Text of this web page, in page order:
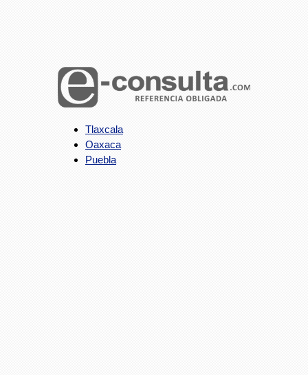
Tlaxcala
Oaxaca
Puebla